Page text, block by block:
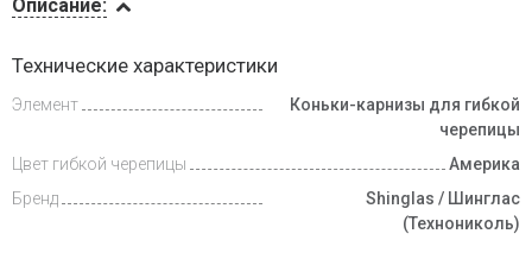
Доставка
Описание:
Технические характеристики
Элемент
Коньки-карнизы для гибкой
черепицы
Цвет гибкой черепицы
Америка
Бренд
Shinglas / Шинглас
(Технониколь)